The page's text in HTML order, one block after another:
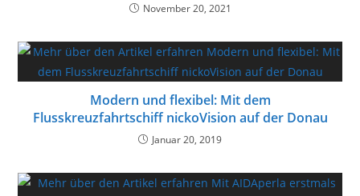
November 20, 2021
Modern und flexibel: Mit dem
Flusskreuzfahrtschiff nickoVision auf der Donau
Januar 20, 2019